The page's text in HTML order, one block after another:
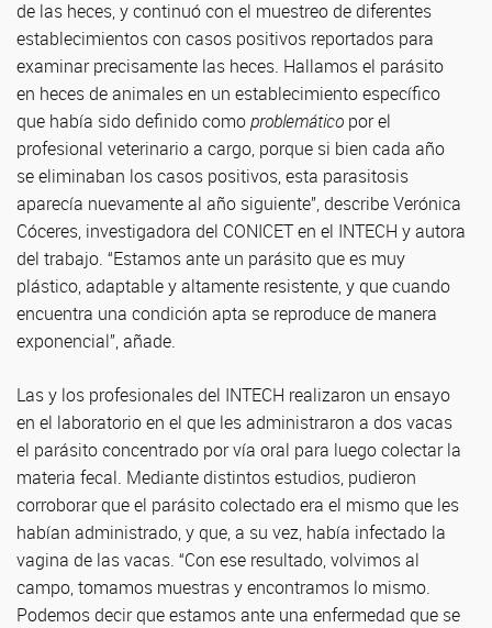
de las heces, y continuó con el muestreo de diferentes
establecimientos con casos positivos reportados para
examinar precisamente las heces. Hallamos el parásito
en heces de animales en un establecimiento específico
que había sido definido comoproblemático por el
profesional veterinario a cargo, porque si bien cada año
se eliminaban los casos positivos, esta parasitosis
aparecía nuevamente al año siguiente”, describe Verónica
Cóceres, investigadora del CONICET en el INTECH y autora
del trabajo. “Estamos ante un parásito que es muy
plástico, adaptable y altamente resistente, y que cuando
encuentra una condición apta se reproduce de manera
exponencial”, añade.
Las y los profesionales del INTECH realizaron un ensayo
en el laboratorio en el que les administraron a dos vacas
el parásito concentrado por vía oral para luego colectar la
materia fecal. Mediante distintos estudios, pudieron
corroborar que el parásito colectado era el mismo que les
habían administrado, y que, a su vez, había infectado la
vagina de las vacas. “Con ese resultado, volvimos al
campo, tomamos muestras y encontramos lo mismo.
Podemos decir que estamos ante una enfermedad que se